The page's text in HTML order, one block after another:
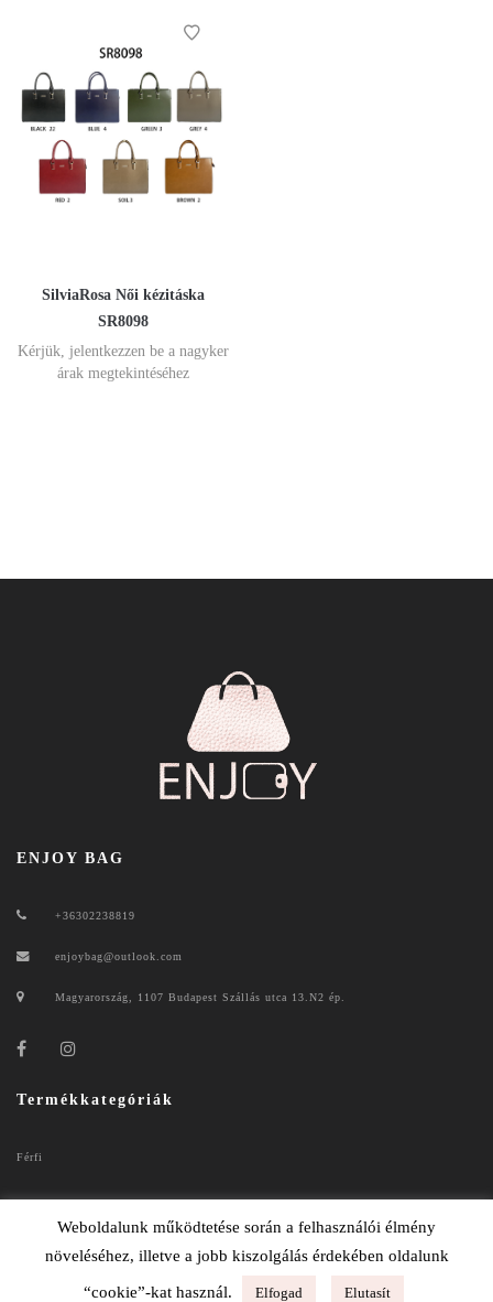
SilviaRosa Női kézitáska
SR8098
Kérjük, jelentkezzen be a nagyker
árak megtekintéséhez
ENJOY BAG
+36302238819
enjoybag@outlook.com
Magyarország, 1107 Budapest Szállás utca 13.N2 ép.
Termékkategóriák
Férfi
Weboldalunk működtetése során a felhasználói élmény
növeléséhez, illetve a jobb kiszolgálás érdekében oldalunk
“cookie”-kat használ. Elfogad Elutasít